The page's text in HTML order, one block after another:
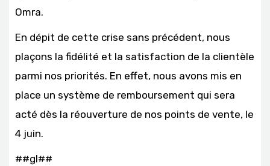
Omra.
En dépit de cette crise sans précédent, nous
plaçons la fidélité et la satisfaction de la clientèle
parmi nos priorités. En effet, nous avons mis en
place un système de remboursement qui sera
acté dès la réouverture de nos points de vente, le
4 juin.
##gl##